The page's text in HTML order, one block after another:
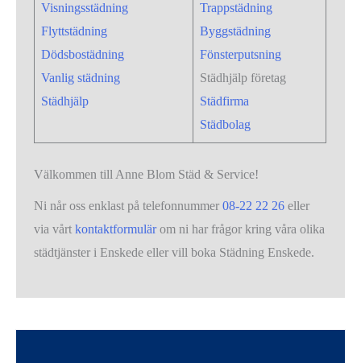
Visningsstädning
Flyttstädning
Dödsbostädning
Vanlig städning
Städhjälp
Trappstädning
Byggstädning
Fönsterputsning
Städhjälp företag
Städfirma
Städbolag
Välkommen till Anne Blom Städ & Service!
Ni når oss enklast på telefonnummer08-22 22 26 eller
via vårtkontaktformulärom ni har frågor kring våra olika
städtjänster i Enskede eller vill boka Städning Enskede.